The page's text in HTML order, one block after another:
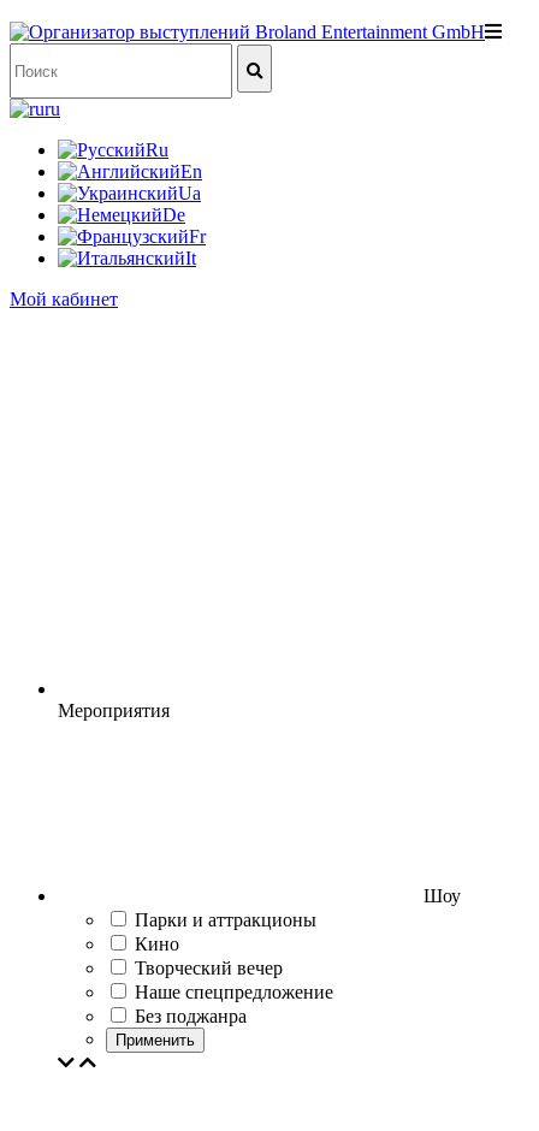
ru
Ru
En
Ua
De
Fr
It
Мой кабинет
Мероприятия
Шоу
Парки и аттракционы
Кино
Творческий вечер
Наше спецпредложение
Без поджанра
Применить